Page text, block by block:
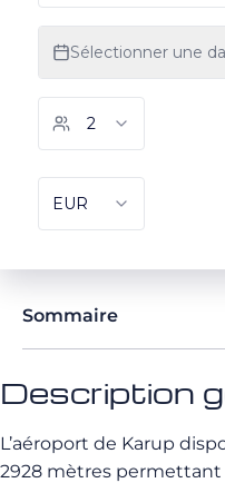
Sommaire
Description
L’aéroport de Karup
2928 mètres permettant